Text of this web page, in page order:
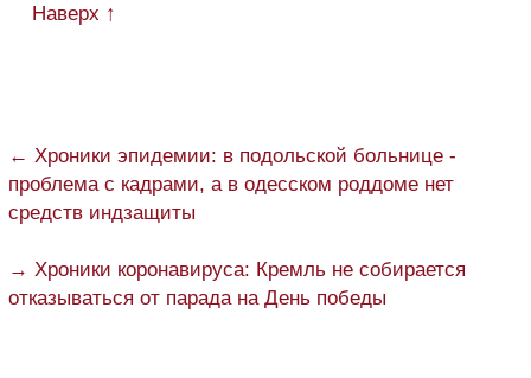
Наверх ↑
← Хроники эпидемии: в подольской больнице -
проблема с кадрами, а в одесском роддоме нет
средств индзащиты
→ Хроники коронавируса: Кремль не собирается
отказываться от парада на День победы